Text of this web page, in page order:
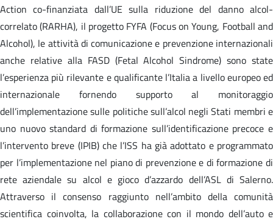
Action co-finanziata dall’UE sulla riduzione del danno alcol-
correlato (RARHA), il progetto FYFA (Focus on Young, Football and
Alcohol), le attività di comunicazione e prevenzione internazionali
anche relative alla FASD (Fetal Alcohol Sindrome) sono state
l’esperienza più rilevante e qualificante l’Italia a livello europeo ed
internazionale fornendo supporto al monitoraggio
dell’implementazione sulle politiche sull’alcol negli Stati membri e
uno nuovo standard di formazione sull’identificazione precoce e
l’intervento breve (IPIB) che l’ISS ha già adottato e programmato
per l’implementazione nel piano di prevenzione e di formazione di
rete aziendale su alcol e gioco d’azzardo dell’ASL di Salerno.
Attraverso il consenso raggiunto nell’ambito della comunità
scientifica coinvolta, la collaborazione con il mondo dell’auto e